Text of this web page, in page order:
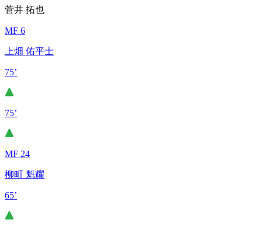
菅井 拓也
MF 6
上畑 佑平士
75’
75’
MF 24
柳町 魁耀
65’